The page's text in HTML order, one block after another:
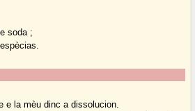
soda ;
e la mèu dinc a dissolucion.